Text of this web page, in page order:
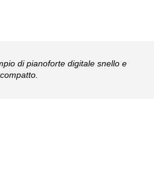
di pianoforte digitale snello e
compatto.